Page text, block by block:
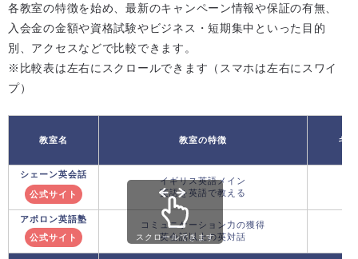
各教室の特徴を始め、最新のキャンペーン情報や保証の有無、
入会金の金額や資格試験やビジネス・短期集中といった目的
別、アクセスなどで比較できます。
※比較表は左右にスクロールできます（スマホは左右にスワイ
プ）
教室名 教室の特徴 キ
シェーン英会話
公式サイト
イギリス英語メイン
英語を英語で教える
アポロン英語塾
公式サイト
コミュニケーション力の獲得
英会話以上の英対話
スクロールできます